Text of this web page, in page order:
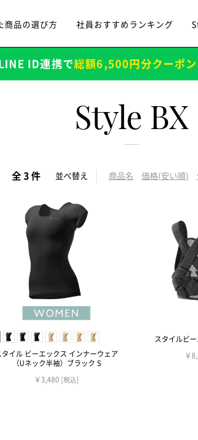
商品の選び方 社員おすすめランキング
ID連携で総額6,500円分クーポン
Style BX
全 3 件 並べ替え 商品名 価格(安い順)
タイル ビーエックス インナーウェア
（Uネック半袖）ブラック S
￥3,480 [税込]
スタイルビ
￥